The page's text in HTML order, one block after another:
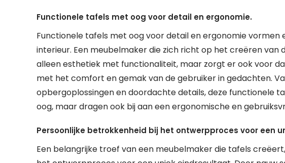
Functionele tafels met oog voor detail en ergonomie.
Functionele tafels met oog voor detail en ergonomie vormen
interieur. Een meubelmaker die zich richt op het creëren van
alleen esthetiek met functionaliteit, maar zorgt er ook voor
met het comfort en gemak van de gebruiker in gedachten.
opbergoplossingen en doordachte details, deze functionele
oog, maar dragen ook bij aan een ergonomische en
Persoonlijke betrokkenheid bij het ontwerpproces voor een
Een belangrijke troef van een meubelmaker die tafels